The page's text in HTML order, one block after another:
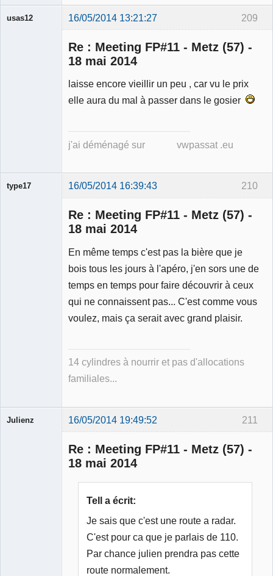
209
usas12 16/05/2014 13:21:27
Re : Meeting FP#11 - Metz (57) -
18 mai 2014
laisse encore vieillir un peu , car vu le prix
elle aura du mal à passer dans le gosier
j'ai déménagé sur vwpassat .eu
210
type17 16/05/2014 16:39:43
Re : Meeting FP#11 - Metz (57) -
18 mai 2014
En même temps c'est pas la bière que je
bois tous les jours à l'apéro, j'en sors une de
temps en temps pour faire découvrir à ceux
qui ne connaissent pas... C'est comme vous
voulez, mais ça serait avec grand plaisir.
14 cylindres à nourrir et pas d'allocations
familiales...
211
Julienz 16/05/2014 19:49:52
Re : Meeting FP#11 - Metz (57) -
18 mai 2014
Tell a écrit:
Je sais que c'est une route a radar.
C'est pour ca que je parlais de 110.
Par chance julien prendra pas cette
route normalement.